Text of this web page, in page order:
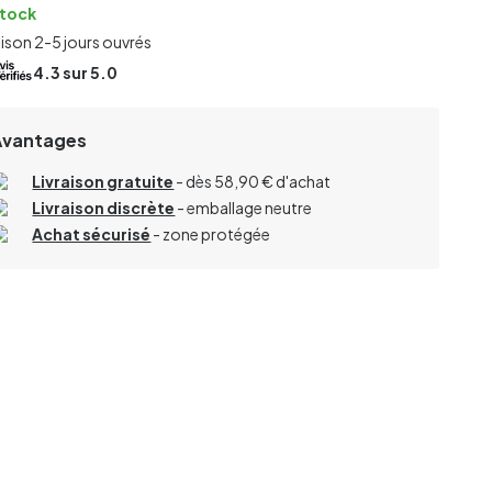
2-5 jours ouvrés
4.3sur 5.0
Livraison gratuite - dès 58,90 € d'achat
Livraison discrète - emballage neutre
Achat sécurisé - zone protégée